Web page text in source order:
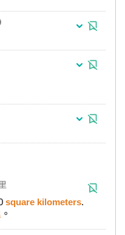
square kilometers.
。